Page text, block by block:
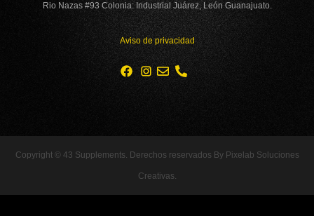
Rio Nazas #93 Colonia: Industrial Juárez, León Guanajuato.
Aviso de privacidad
Copyright © 43 Supplements. Derechos reservados By Pixelab Soluciones
Creativas.